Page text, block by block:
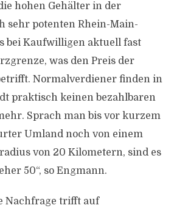
hohen Gehälter in der
sehr potenten Rhein-Main-
bei Kaufwilligen aktuell fast
was den Preis der
Normalverdiener finden in
praktisch keinen bezahlbaren
Sprach man bis vor kurzem
Umland noch von einem
von 20 Kilometern, sind es
50“, so Engmann.
Nachfrage trifft auf